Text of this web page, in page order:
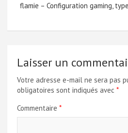
flamie – Configuration gaming,
Laisser un
Votre adresse e-mail ne sera pas
obligatoires sont indiqués avec *
Commentaire *